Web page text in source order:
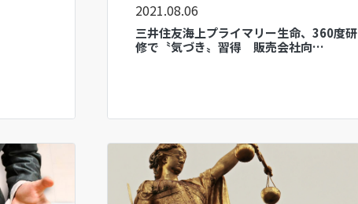
2021.08.06
三井住友海上プライマリー生命、360度研
修で〝気づき〟習得 販売会社向…